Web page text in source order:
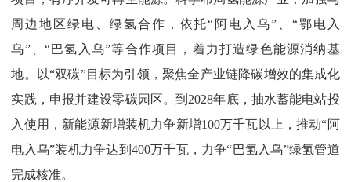
周边地区绿电、绿氢合作， 依托“ 阿电入乌”、“鄂电入
乌”、“巴氢入乌”等合作项目， 着力打造绿色能源消纳基
地。
以“双碳”目标为引领，聚焦全产业链降碳增效的集成化
实践，申报并建设零碳园区。到 2028年底，抽水蓄能电站投
入使用，新能源新增装机力争新增100万千瓦以上，推动“阿
电入乌”装机力争达到 400万千瓦，力争“巴氢入乌”绿氢管道
完成核准。